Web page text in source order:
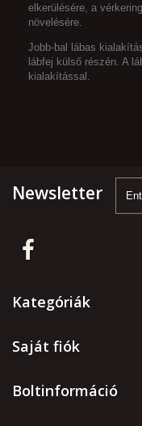
elkerülésére, a
növelésére.
Jobb-bal lábas
lábfej külső részén. A
kialakítással.
Newsletter
Kategóriák
Saját fiók
Boltinformáció